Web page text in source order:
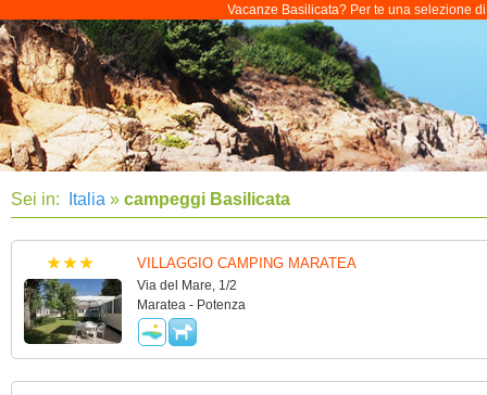
Vacanze Basilicata? Per te una selezione
Sei in: Italia » campeggi Basilicata
VILLAGGIO CAMPING MARATEA
Via del Mare, 1/2
Maratea - Potenza